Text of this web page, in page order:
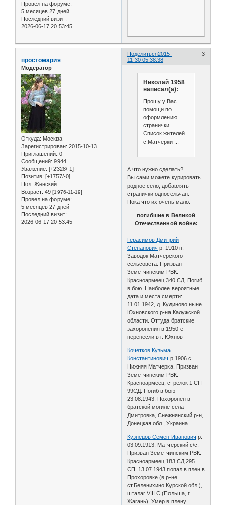
Провел на форуме:
5 месяцев 27 дней
Последний визит:
2026-06-17 20:53:45
Поделиться 3
2015-
11-30 05:38:38
простомария
Модератор
Откуда: Москва
Зарегистрирован: 2015-10-13
Приглашений: 0
Сообщений: 9944
Уважение: [+2328/-1]
Позитив: [+1757/-0]
Пол: Женский
Возраст: 49 [1976-11-19]
Провел на форуме:
5 месяцев 27 дней
Последний визит:
2026-06-17 20:53:45
Николай 1958
написал(а):
Прошу у Вас
помощи по
оформлению
странички
Список жителей
с.Матчерки ...
А что нужно сделать?
Вы сами можете курировать
родное село, добавлять
странички односельчан.
Пока что их очень мало:
погибшие в Великой
Отечественной войне:
Герасимов Дмитрий
Степанович р. 1910 п.
Заводок Матчерского
сельсовета. Призван
Земетчинским РВК.
Красноармеец 340 СД. Погиб
в бою. Наиболее вероятные
дата и места смерти:
11.01.1942, д. Кудиново ныне
Юхновского р-на Калужской
области. Оттуда братские
захоронения в 1950-е
перенесли в г. Юхнов
Кочетков Кузьма
Константинович р.1906 с.
Нижняя Матчерка. Призван
Земетчинским РВК.
Красноармеец, стрелок 1 СП
99СД. Погиб в бою
23.08.1943. Похоронен в
братской могиле села
Дмитровка, Снежнянский р-н,
Донецкая обл., Украина
Кузнецов Семен Иванович р.
03.09.1913, Матчерский с/с.
Призван Земетчинским РВК.
Красноармеец 183 СД 295
СП. 13.07.1943 попал в плен в
Прохоровке (в р-не
ст.Беленихино Курской обл.),
шталаг VIII C (Польша, г.
Жагань). Умер в плену